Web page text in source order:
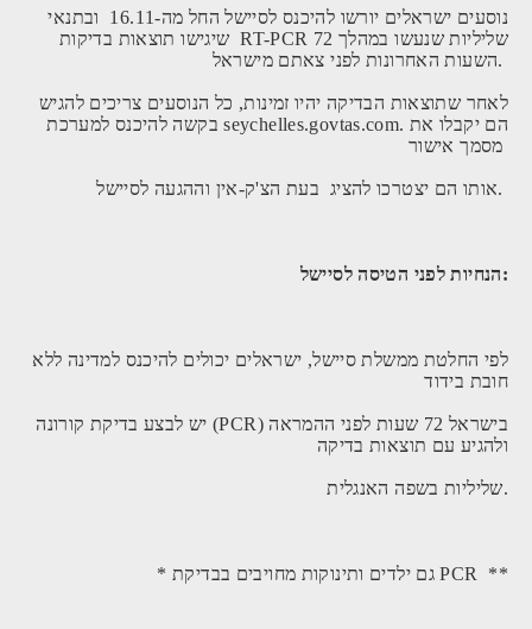
נוסעים ישראלים יורשו להיכנס לסיישל החל מה-16.11 ובתנאי
שיגישו תוצאות בדיקות RT-PCR שליליות שנעשו במהלך 72
השעות האחרונות לפני צאתם מישראל.
לאחר שתוצאות הבדיקה יהיו זמינות, כל הנוסעים צריכים להגיש
בקשה להיכנס למערכת seychelles.govtas.com. הם יקבלו את
אותו הם יצטרכו להציג בעת הצ'ק-אין וההגעה לסיישל.
הנחיות לפני הטיסה לסיישל:
לפי החלטת ממשלת סיישל, ישראלים יכולים להיכנס למדינה ללא
חובת בידוד
יש לבצע בדיקת קורונה (PCR) בישראל 72 שעות לפני ההמראה
ולהגיע עם תוצאות בדיקה
שליליות בשפה האנגלית.
* גם ילדים ותינוקות מחויבים בבדיקת PCR **